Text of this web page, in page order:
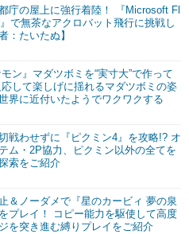
庁の屋上に強行着陸！ 『Microsoft Fl
で無茶なアクロバット飛行に挑戦し
：たいたぬ】
ン』マダツボミを“実寸大”で作って
して楽しげに揺れるマダツボミの姿
界に近付いたようでワクワクする
戦わせずに『ピクミン4』を攻略!? オ
ム・2P協力、ピクミン以外の全てを
索をご紹介
＆ノーダメで『星のカービィ 夢の泉
プレイ！ コピー能力を駆使して高度
を突き進む縛りプレイをご紹介